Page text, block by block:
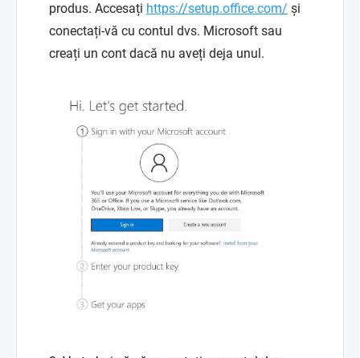
produs. Accesați https://setup.office.com/ și
conectați-vă cu contul dvs. Microsoft sau
creați un cont dacă nu aveți deja unul.